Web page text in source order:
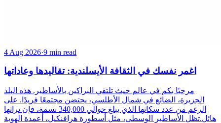
4 Aug 2026·9 min read
اغمر نفسك في الثقافة الأيسلندية: تقاليدها وعاداتها
مرحبًا بكم في عالم حيث تلتقي البراكين بالأساطير. هذه البلد
الجزيرة، الضائع في شمال الأطلسي، يحتضن مجتمعًا فريدًا. على
الرغم من عدد سكانها الذي يبلغ حوالي 340,000 نسمة، فإن تراثها
هائل.تظل الأساطير الوسطى، مثل أسطورة هرافنكيل، أعمدة الهوية